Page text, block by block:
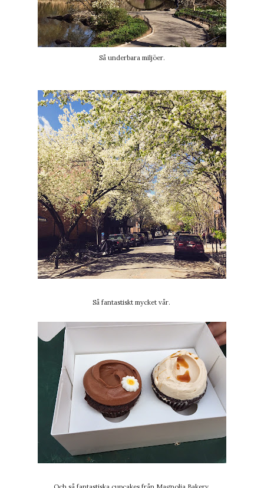
Så underbara miljöer.
Så fantastiskt mycket vår.